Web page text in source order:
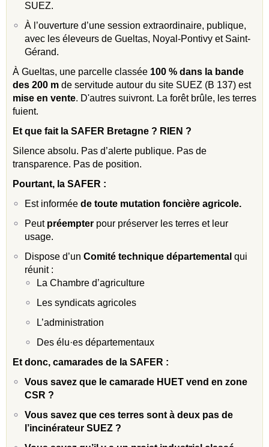
SUEZ.
À l’ouverture d’une session extraordinaire, publique,
avec les éleveurs de Gueltas, Noyal-Pontivy et Saint-
Gérand.
À Gueltas, une parcelle classée 100 % dans la bande
des 200 m de servitude autour du site SUEZ (B 137) est
mise en vente. D'autres suivront. La forêt brûle, les terres
fuient.
Et que fait la SAFER Bretagne ? RIEN ?
Silence absolu. Pas d’alerte publique. Pas de
transparence. Pas de position.
Pourtant, la SAFER :
Est informée de toute mutation foncière agricole.
Peut préempter pour préserver les terres et leur
usage.
Dispose d’un Comité technique départemental qui
réunit :
La Chambre d’agriculture
Les syndicats agricoles
L’administration
Des élu·es départementaux
Et donc, camarades de la SAFER :
Vous savez que le camarade HUET vend en zone
CSR ?
Vous savez que ces terres sont à deux pas de
l’incinérateur SUEZ ?